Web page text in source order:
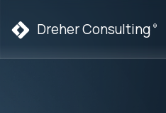
Dreher Consulting ®